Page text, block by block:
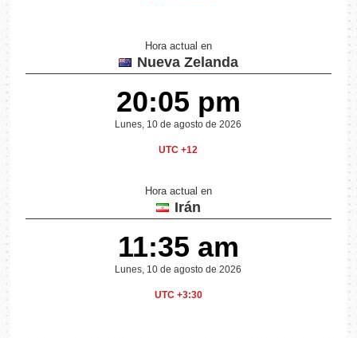
Hora actual en
Nueva Zelanda
20:05 pm
Lunes, 10 de agosto de 2026
UTC +12
Hora actual en
Irán
11:35 am
Lunes, 10 de agosto de 2026
UTC +3:30